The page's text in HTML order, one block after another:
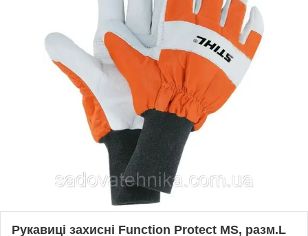
Рукавиці захисні Function Protect MS, разм.L